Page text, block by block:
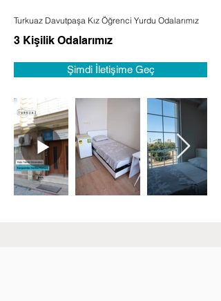
Turkuaz Davutpaşa Kız Öğrenci Yurdu Odalarımız
3 Kişilik Odalarımız
Şimdi İletişime Geç